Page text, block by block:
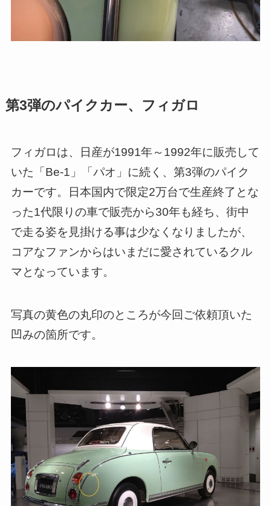
第3弾のパイクカー、フィガロ
フィガロは、日産が1991年～1992年に販売して
いた「Be-1」「パオ」に続く、第3弾のパイク
カーです。日本国内で限定2万台で生産終了とな
った1代限りの車で販売から30年も経ち、街中
で走る姿を見掛ける事は少なくなりましたが、
コアなファンからはいまだに愛されているクル
マとなっています。
写真の黄色の丸印のところが今回ご依頼頂いた
凹みの箇所です。